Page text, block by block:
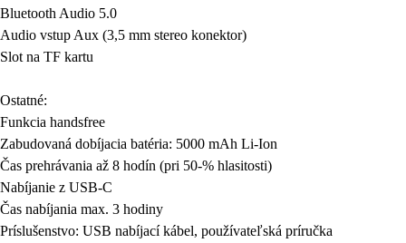
Bluetooth Audio 5.0
Audio vstup Aux (3,5 mm stereo konektor)
Slot na TF kartu
Ostatné:
Funkcia handsfree
Zabudovaná dobíjacia batéria: 5000 mAh Li-Ion
Čas prehrávania až 8 hodín (pri 50-% hlasitosti)
Nabíjanie z USB-C
Čas nabíjania max. 3 hodiny
Príslušenstvo: USB nabíjací kábel, používateľská príručka